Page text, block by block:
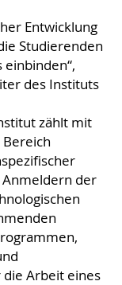
Entwicklung
Studierenden
des Instituts
zählt mit
der
Arbeit eines